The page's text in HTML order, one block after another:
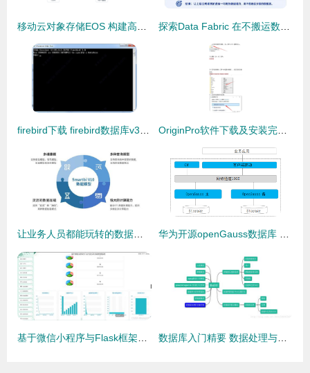
移动云对象存储EOS 构建高性能存储云解决方案，赋能数据处理与智能存储 探索Data Fabric 在不搬运数据的情况下实现统一数据访问
firebird下载 firebird数据库v3.1 官方版 腾牛下载 OriginPro软件下载及安装完整指南 数据处理与存储支持服务详解
让业务人员都能玩转的数据建模，Smartbi再获一项国家发明专利，强化数据处理与存储支持服务 华为开源openGauss数据库 以木兰协议推动数据处理新生态
基于微信小程序与Flask框架的CR公司建设项目信息管理系统设计与实现 数据库入门精要 数据处理与存储支持服务深度解析